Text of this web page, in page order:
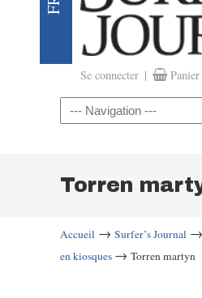
Se connecter |
Navigation
Torren
Accueil → Surfer’s Journal →
en kiosques → Torren martyn